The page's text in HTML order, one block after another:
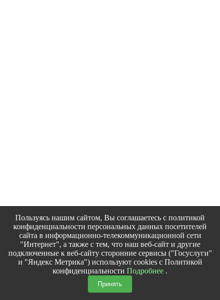
Пользуясь нашим сайтом, Вы соглашаетесь с политикой
конфиденциальности персональных данных посетителей
сайта в информационно-телекоммуникационной сети
"Интернет", а также с тем, что наш веб-сайт и другие
подключенные к веб-сайту сторонние сервисы ("Госуслуги"
и "Яндекс Метрика") используют cookies с Политикой
конфиденциальности Подробнее .
Принять